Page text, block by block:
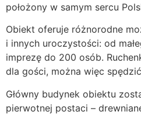
położony w samym sercu
Obiekt oferuje różnorodne
i innych uroczystości: od
imprezę do 200 osób.
dla gości, można więc
Główny budynek obiektu
pierwotnej postaci –